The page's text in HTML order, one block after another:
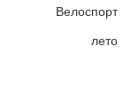
Велоспорт
лето